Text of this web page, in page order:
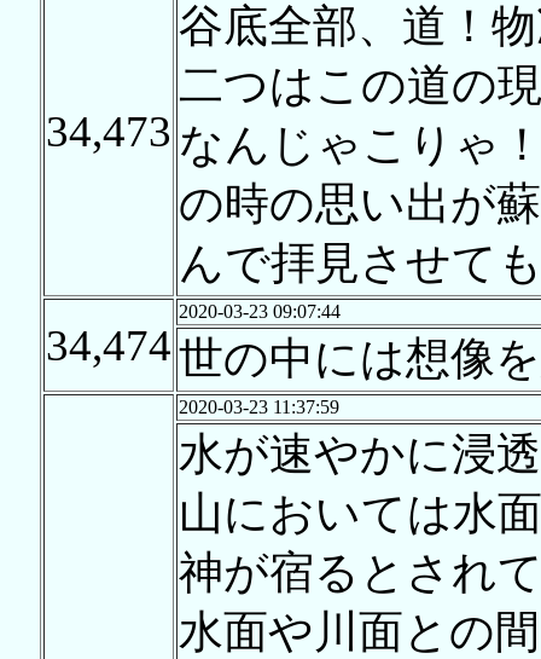
34,473
谷底全部、道！
二つはこの道の
なんじゃこりゃ
の時の思い出が
んで拝見させて
34,474
2020-03-23 09:07:44
世の中には想像
2020-03-23 11:37:59
水が速やかに浸
山においては水
神が宿るとされ
水面や川面との